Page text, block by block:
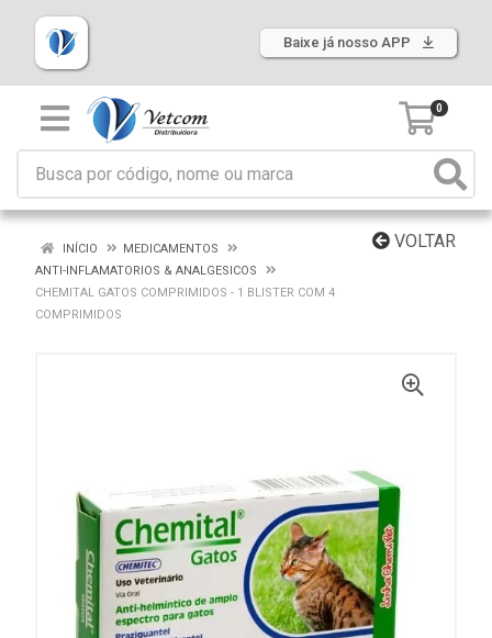
Baixe já nosso APP
0
VOLTAR
INÍCIO
MEDICAMENTOS
ANTI-INFLAMATORIOS & ANALGESICOS
CHEMITAL GATOS COMPRIMIDOS - 1 BLISTER COM 4
COMPRIMIDOS